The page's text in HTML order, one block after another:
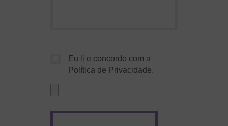
Eu li e concordo com a
Política de Privacidade.